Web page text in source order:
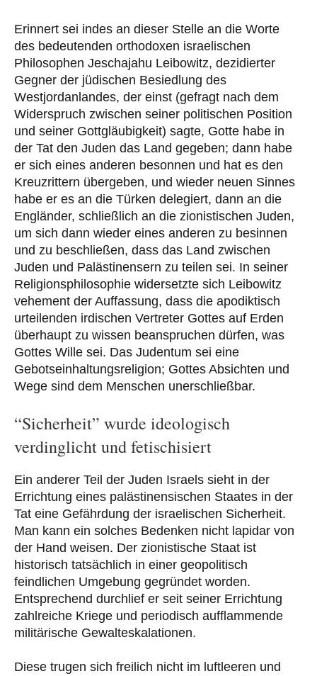
Erinnert sei indes an dieser Stelle an die Worte
des bedeutenden orthodoxen israelischen
Philosophen Jeschajahu Leibowitz, dezidierter
Gegner der jüdischen Besiedlung des
Westjordanlandes, der einst (gefragt nach dem
Widerspruch zwischen seiner politischen Position
und seiner Gottgläubigkeit) sagte, Gotte habe in
der Tat den Juden das Land gegeben; dann habe
er sich eines anderen besonnen und hat es den
Kreuzrittern übergeben, und wieder neuen Sinnes
habe er es an die Türken delegiert, dann an die
Engländer, schließlich an die zionistischen Juden,
um sich dann wieder eines anderen zu besinnen
und zu beschließen, dass das Land zwischen
Juden und Palästinensern zu teilen sei. In seiner
Religionsphilosophie widersetzte sich Leibowitz
vehement der Auffassung, dass die apodiktisch
urteilenden irdischen Vertreter Gottes auf Erden
überhaupt zu wissen beanspruchen dürfen, was
Gottes Wille sei. Das Judentum sei eine
Gebotseinhaltungsreligion; Gottes Absichten und
Wege sind dem Menschen unerschließbar.
“Sicherheit” wurde ideologisch
verdinglicht und fetischisiert
Ein anderer Teil der Juden Israels sieht in der
Errichtung eines palästinensischen Staates in der
Tat eine Gefährdung der israelischen Sicherheit.
Man kann ein solches Bedenken nicht lapidar von
der Hand weisen. Der zionistische Staat ist
historisch tatsächlich in einer geopolitisch
feindlichen Umgebung gegründet worden.
Entsprechend durchlief er seit seiner Errichtung
zahlreiche Kriege und periodisch aufflammende
militärische Gewalteskalationen.
Diese trugen sich freilich nicht im luftleeren und